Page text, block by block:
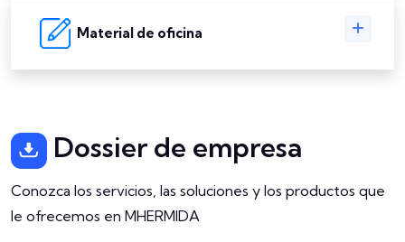
Material de oficina
Dossier de empresa
Conozca los servicios, las soluciones y los productos que
le ofrecemos en MHERMIDA